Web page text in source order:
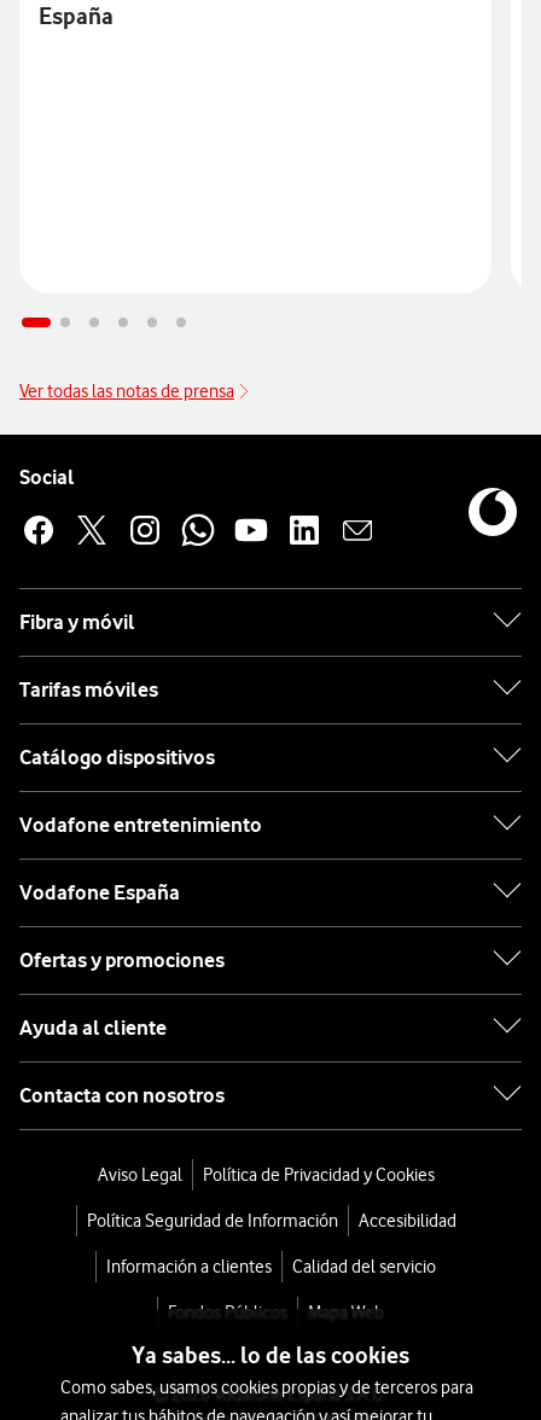
España
Ver todas las notas de prensa
Social
Fibra y móvil
Tarifas móviles
Catálogo dispositivos
Vodafone entretenimiento
Vodafone España
Ofertas y promociones
Ayuda al cliente
Contacta con nosotros
Aviso Legal Política de Privacidad y Cookies
Política Seguridad de Información Accesibilidad
Información a clientes Calidad del servicio
Fondos Públicos Mapa Web
© 2026 Vodafone España S.A.U.
Ya sabes... lo de las cookies
Como sabes, usamos cookies propias y de terceros para